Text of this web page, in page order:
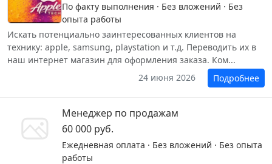
По факту выполнения · Без вложений · Без
опыта работы
Искать потенциально заинтересованных клиентов на
технику: apple, samsung, playstation и т.д. Переводить их в
наш интернет магазин для оформления заказа. Ком...
24 июня 2026
Подробнее
Менеджер по продажам
60 000 руб.
Ежедневная оплата · Без вложений · Без опыта
работы